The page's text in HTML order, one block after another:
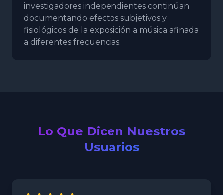
investigadores independientes continúan
documentando efectos subjetivos y
fisiológicos de la exposición a música afinada
a diferentes frecuencias.
Lo Que Dicen Nuestros
Usuarios